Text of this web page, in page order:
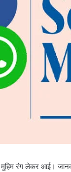
रंग लेकर आई।